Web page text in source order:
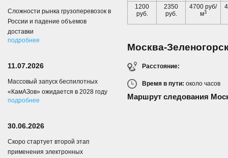
1200
руб.
2350
руб.
4700 руб/
м3
Москва-
Расстояние:
Время в пути: около часов
Маршрут следования
Сложности рынка грузоперевозок в
России и падение объемов
доставки
подробнее
11.07.2026
Массовый запуск беспилотных
«КамАЗов» ожидается в 2028 году
подробнее
30.06.2026
Скоро стартует второй этап
применения электронных